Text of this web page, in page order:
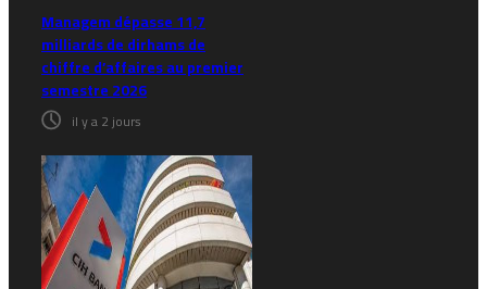
Managem dépasse 11,7
milliards de dirhams de
chiffre d’affaires au premier
semestre 2026
il y a 2 jours